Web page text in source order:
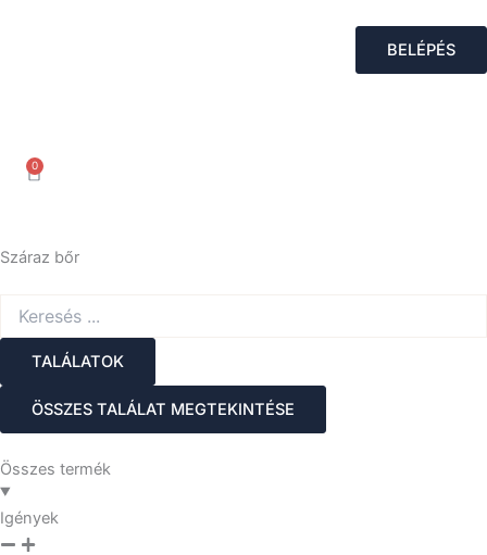
BELÉPÉS
0
Kosár
Száraz bőr
TALÁLATOK
ÖSSZES TALÁLAT MEGTEKINTÉSE
Összes termék
Igények